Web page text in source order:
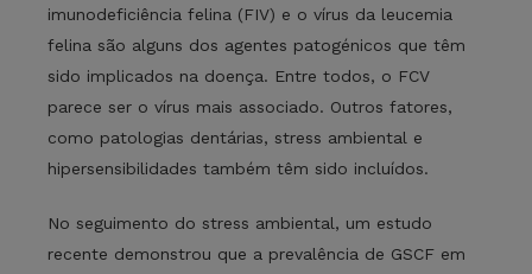
imunodeficiência felina (FIV) e o vírus da leucemia
felina são alguns dos agentes patogénicos que têm
sido implicados na doença. Entre todos, o FCV
parece ser o vírus mais associado. Outros fatores,
como patologias dentárias, stress ambiental e
hipersensibilidades também têm sido incluídos.
No seguimento do stress ambiental, um estudo
recente demonstrou que a prevalência de GSCF em